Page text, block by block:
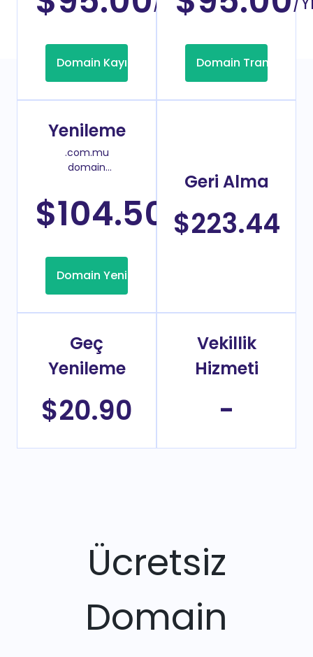
Domain Kayıt Domain Transfer
Yenileme
.com.mu
domain
$104.50 /Yıl
Domain Yenileme
Geri Alma
$223.44
Geç
Yenileme
$20.90
Vekillik
Hizmeti
-
Ücretsiz
Domain